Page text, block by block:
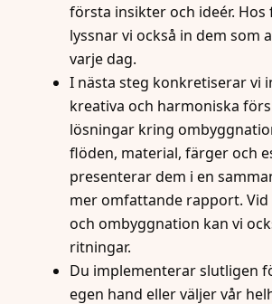
första insikter och ideér. Hos
lyssnar vi också in dem som
varje dag.
I nästa steg konkretiserar vi
kreativa och harmoniska
lösningar kring
flöden, material, färger och
presenterar dem i en
mer omfattande rapport.
och ombyggnation kan vi
ritningar.
Du implementerar slutligen
egen hand eller väljer vår